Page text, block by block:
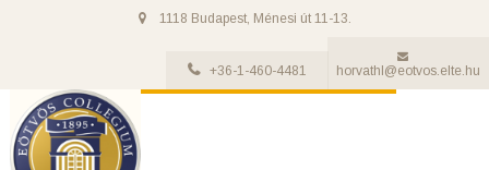
1118 Budapest, Ménesi út 11-13.
+36-1-460-4481 horvathl@eotvos.elte.hu